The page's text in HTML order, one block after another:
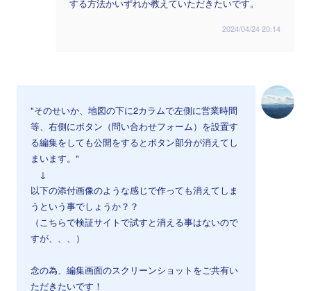
する方法かいずれか教えていただきたいです。
2024/04/24 20:14
"そのせいか、地図の下に2カラムで左側に営業時間
等、右側にボタン（問い合わせフォーム）を設置す
る編集をしても公開をするとボタン部分が消えてし
まいます。"
↓
以下の添付画像のような感じで作っても消えてしま
うという事でしょうか？？
（こちらで検証サイトで試すと消える事はないので
すが、、、）
念の為、編集画面のスクリーンショットをご共有い
ただきたいです！